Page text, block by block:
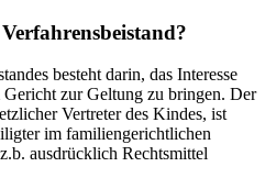
besteht darin, das Interesse
zur Geltung zu bringen. Der
Vertreter des Kindes, ist
im familiengerichtlichen
ausdrücklich Rechtsmittel